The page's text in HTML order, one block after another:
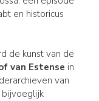
en historicus
de kunst van de
van Estense in
van
bijvoeglijk